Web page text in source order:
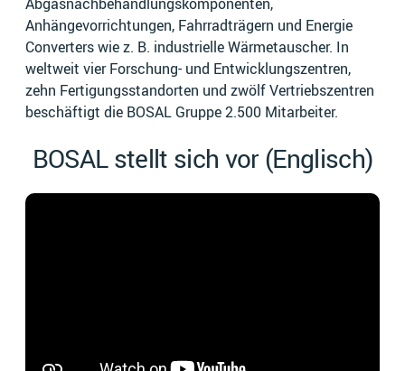
Anhängevorrichtungen, Fahrradträgern und Energie
Converters wie z. B. industrielle Wärmetauscher. In
weltweit vier Forschung- und Entwicklungszentren,
zehn Fertigungsstandorten und zwölf Vertriebszentren
beschäftigt die BOSAL Gruppe 2.500 Mitarbeiter.
BOSAL stellt sich vor (Englisch)